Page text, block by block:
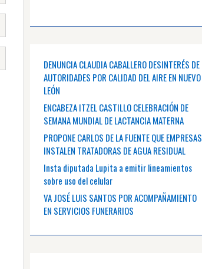
DENUNCIA CLAUDIA CABALLERO DESINTERÉS DE
AUTORIDADES POR CALIDAD DEL AIRE EN NUEVO
LEÓN
ENCABEZA ITZEL CASTILLO CELEBRACIÓN DE
SEMANA MUNDIAL DE LACTANCIA MATERNA
PROPONE CARLOS DE LA FUENTE QUE EMPRESAS
INSTALEN TRATADORAS DE AGUA RESIDUAL
Insta diputada Lupita a emitir lineamientos
sobre uso del celular
VA JOSÉ LUIS SANTOS POR ACOMPAÑAMIENTO
EN SERVICIOS FUNERARIOS